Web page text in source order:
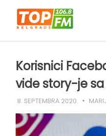
content
Korisnici
vide story-je
8. SEPTEMBRA 2020.